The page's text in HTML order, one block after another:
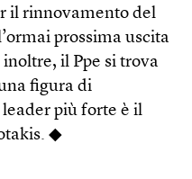
il rinnovamento del
prossima uscita
il Ppe si trova
figura di
più forte è il
◆